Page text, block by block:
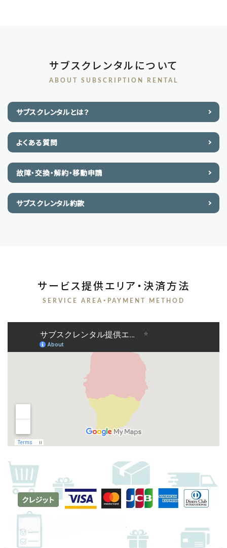
サブスクレンタルについて
ABOUT SUBSCRIPTION RENTAL
サブスクレンタルとは？
よくある質問
故障・交換・解約・移動申請
サブスクレンタル約款
サービス提供エリア・決済方法
SERVICE AREA・PAYMENT METHOD